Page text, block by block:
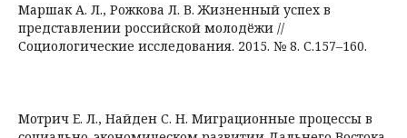
Маршак А. Л., Рожкова Л. В. Жизненный успех в
представлении российской молодёжи //
Социологические исследования. 2015. № 8. С.157–160.
Мотрич Е. Л., Найден С. Н. Миграционные процессы в